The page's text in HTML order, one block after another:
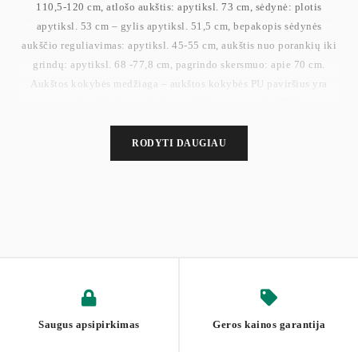
110,5-120 cm, atlošo aukštis: apytiksl. 73 cm, sėdynė: plotis
apytiksl. 53 cm – gylis apytiksl. 51,5 cm, bepakopis sėdynės
aukščio reguliavimas: apytiksl. 45-55 cm, aukštis nuo porankių iki
grindų: apytiksl. 68 -77,8 cm, pagrindo skersmuo: apie 70 cm.
Aukštos kokybės medžiaga – aukštos kokybės PU paviršius yra
geresnį reguliavimą. Jis nėra lengvai deformuojamas. Aukštos
kokybės ratukai – pagrindas su 5 apsauginiais ratukais. Kėdžių
RODYTI DAUGIAU
Saugus apsipirkimas Geros kainos garantija